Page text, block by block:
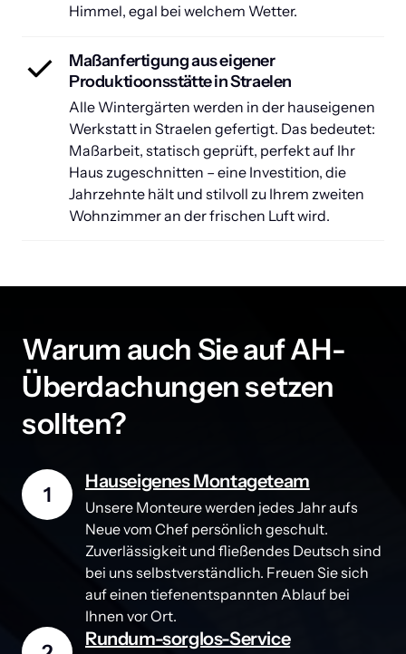
Himmel, egal bei welchem Wetter.
Maßanfertigung aus eigener
Produktioonsstätte in Straelen
Alle Wintergärten werden in der hauseigenen
Werkstatt in Straelen gefertigt. Das bedeutet:
Maßarbeit, statisch geprüft, perfekt auf Ihr
Haus zugeschnitten – eine Investition, die
Jahrzehnte hält und stilvoll zu Ihrem zweiten
Wohnzimmer an der frischen Luft wird.
Warum auch Sie auf AH-
Überdachungen setzen
sollten?
1
Hauseigenes Montageteam
Unsere Monteure werden jedes Jahr aufs
Neue vom Chef persönlich geschult.
Zuverlässigkeit und fließendes Deutsch sind
bei uns selbstverständlich. Freuen Sie sich
auf einen tiefenentspannten Ablauf bei
Ihnen vor Ort.
Rundum-sorglos-Service